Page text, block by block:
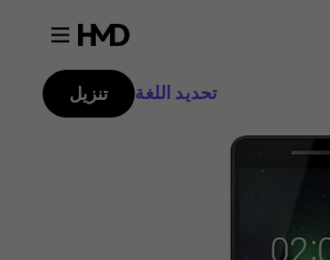
تحديد اللغة تنزيل